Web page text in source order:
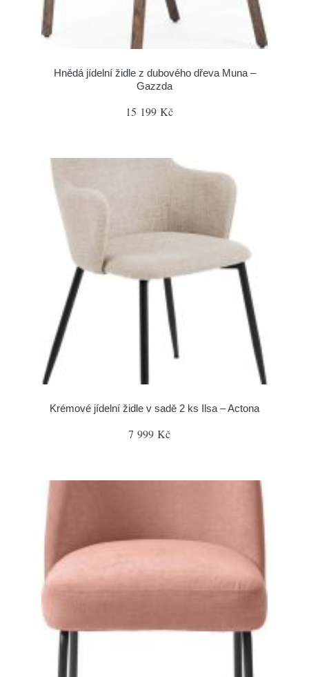
Hnědá jídelní židle z dubového dřeva Muna –
Gazzda
15 199 Kč
Krémové jídelní židle v sadě 2 ks Ilsa – Actona
7 999 Kč